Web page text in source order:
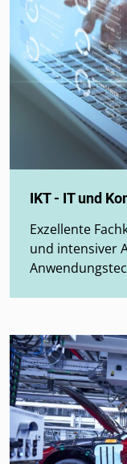
IKT - IT und
Exzellente
und intensiver